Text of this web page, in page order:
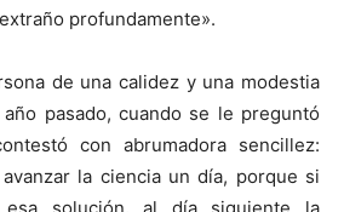
profundamente».
de una calidez y una modestia
pasado, cuando se le preguntó
con abrumadora sencillez:
la ciencia un día, porque si